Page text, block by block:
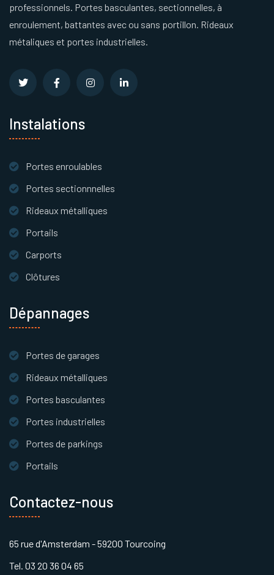
professionnels. Portes basculantes, sectionnelles, à
enroulement, battantes avec ou sans portillon. Rideaux
métaliques et portes industrielles.
Instalations
Portes enroulables
Portes sectionnnelles
Rideaux métalliques
Portails
Carports
Clôtures
Dépannages
Portes de garages
Rideaux métalliques
Portes basculantes
Portes industrielles
Portes de parkings
Portails
Contactez-nous
65 rue d'Amsterdam - 59200 Tourcoing
Tel. 03 20 36 04 65